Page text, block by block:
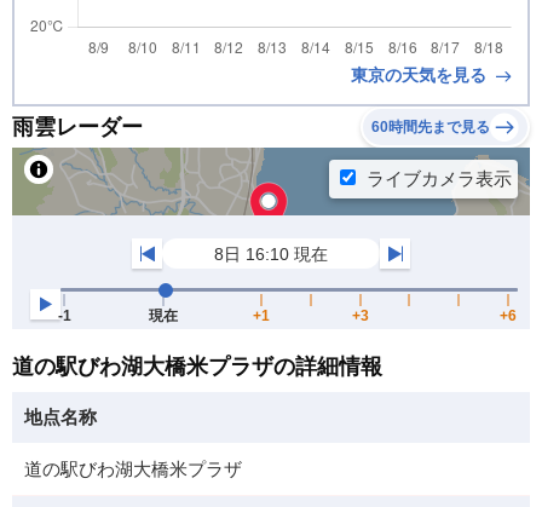
東京の天気を見る
雨雲レーダー 60時間先まで見る
道の駅びわ湖大橋米プラザの詳細情報
地点名称
道の駅びわ湖大橋米プラザ